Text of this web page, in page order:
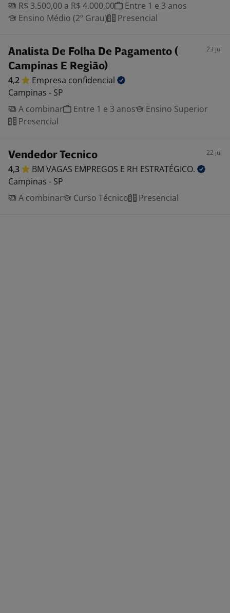
R$ 3.500,00 a R$ 4.000,00
Entre 1 e 3 anos
Ensino Médio (2º Grau)
Presencial
Analista De Folha De Pagamento (
Campinas E Região)
23 jul
4,2 Empresa confidencial
Campinas - SP
A combinar
Entre 1 e 3 anos
Ensino Superior
Presencial
Vendedor Tecnico 22 jul
4,3 BM VAGAS EMPREGOS E RH ESTRATÉGICO.
Campinas - SP
A combinar
Curso Técnico Presencial